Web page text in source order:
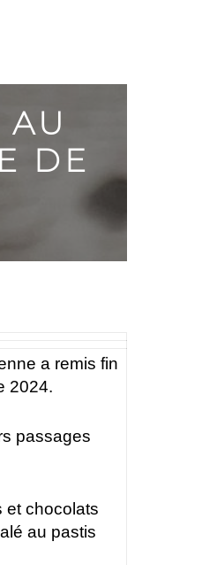
DE
a remis fin
2024.
passages
et chocolats
au pastis